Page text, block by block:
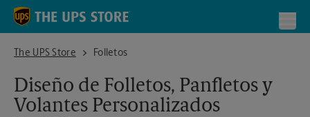
Skip to content
Return to Nav
The UPS Store
The UPS Store Stoughton
Folletos
Diseño de Folletos, Panfletos y
Volantes Personalizados